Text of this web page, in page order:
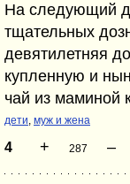
На следующий
тщательных
девятилетняя
купленную и
чай из маминой
дети, муж и жена
4 + 287 –